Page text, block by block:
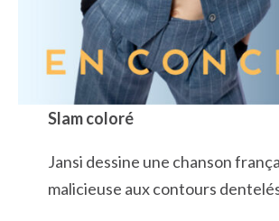
Slam coloré
Jansi dessine une chanson
malicieuse aux contours